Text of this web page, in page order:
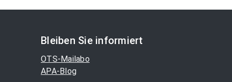
Bleiben Sie informiert
OTS-Mailabo
APA-Blog